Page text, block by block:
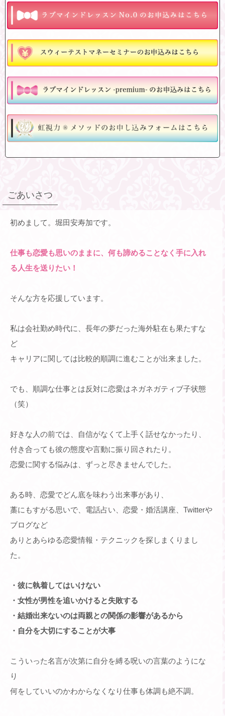
ごあいさつ
初めまして。堀田安寿加です。
仕事も恋愛も思いのままに、何も諦めることなく手に入れ
る人生を送りたい！
そんな方を応援しています。
私は会社勤め時代に、長年の夢だった海外駐在も果たすな
ど
キャリアに関しては比較的順調に進むことが出来ました。
でも、順調な仕事とは反対に恋愛はネガネガティブ子状態
（笑）
好きな人の前では、自信がなくて上手く話せなかったり、
付き合っても彼の態度や言動に振り回されたり。
恋愛に関する悩みは、ずっと尽きませんでした。
ある時、恋愛でどん底を味わう出来事があり、
藁にもすがる思いで、電話占い、恋愛・婚活講座、Twitterや
ブログなど
ありとあらゆる恋愛情報・テクニックを探しまくりまし
た。
・彼に執着してはいけない
・女性が男性を追いかけると失敗する
・結婚出来ないのは両親との関係の影響があるから
・自分を大切にすることが大事
こういった名言が次第に自分を縛る呪いの言葉のようにな
り
何をしていいのかわからなくなり仕事も体調も絶不調。